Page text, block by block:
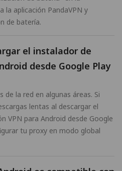
la aplicación PandaVPN y
de batería.
el instalador de
desde Google Play
de la red en algunas áreas. Si
lentas al descargar el
VPN para Android desde Google
tu proxy en modo global